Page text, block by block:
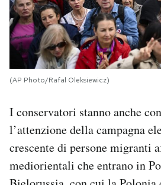
(AP Photo/Rafal Oleksiewicz)
I conservatori stanno anche
l’attenzione della campagna
crescente di persone migranti
mediorientali che entrano in